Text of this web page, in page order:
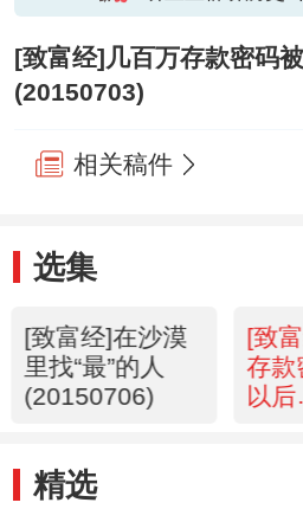
[致富经]几百万存款密码
(20150703)
相关稿件
选集
[致富经]在沙漠
里找“最”的人
(20150706)
[致
存款
以后
精选